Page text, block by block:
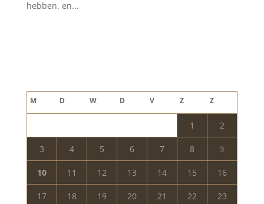
hebben. en...
M D W D V Z Z
1 2
3 4 5 6 7 8 9
10 11 12 13 14 15 16
17 18 19 20 21 22 23